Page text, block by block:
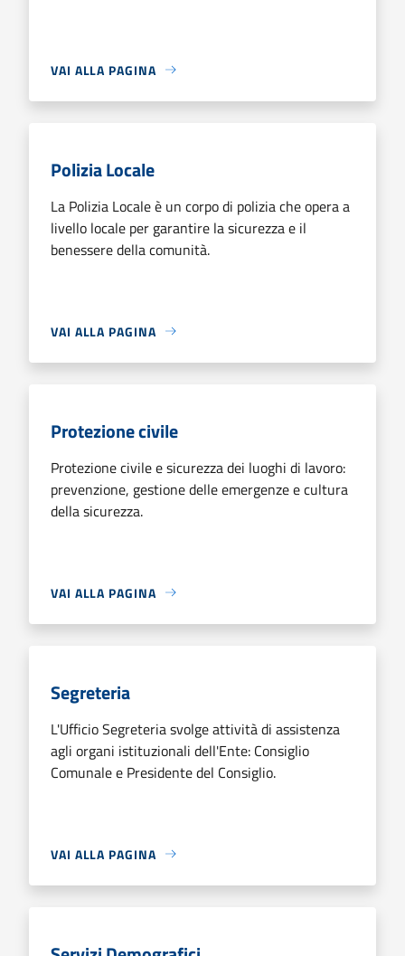
VAI ALLA PAGINA
Polizia Locale
La Polizia Locale è un corpo di polizia che opera a
livello locale per garantire la sicurezza e il
benessere della comunità.
VAI ALLA PAGINA
Protezione civile
Protezione civile e sicurezza dei luoghi di lavoro:
prevenzione, gestione delle emergenze e cultura
della sicurezza.
VAI ALLA PAGINA
Segreteria
L'Ufficio Segreteria svolge attività di assistenza
agli organi istituzionali dell'Ente: Consiglio
Comunale e Presidente del Consiglio.
VAI ALLA PAGINA